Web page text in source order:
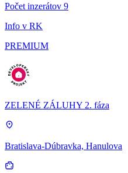
Počet inzerátov 9
Info v RK
PREMIUM
ZELENÉ ZÁLUHY 2. fáza
Bratislava-Dúbravka, Hanulova